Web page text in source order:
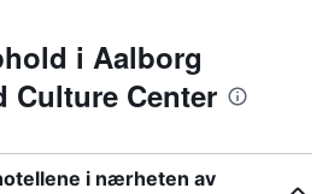
i Aalborg
Culture Center
i nærheten av